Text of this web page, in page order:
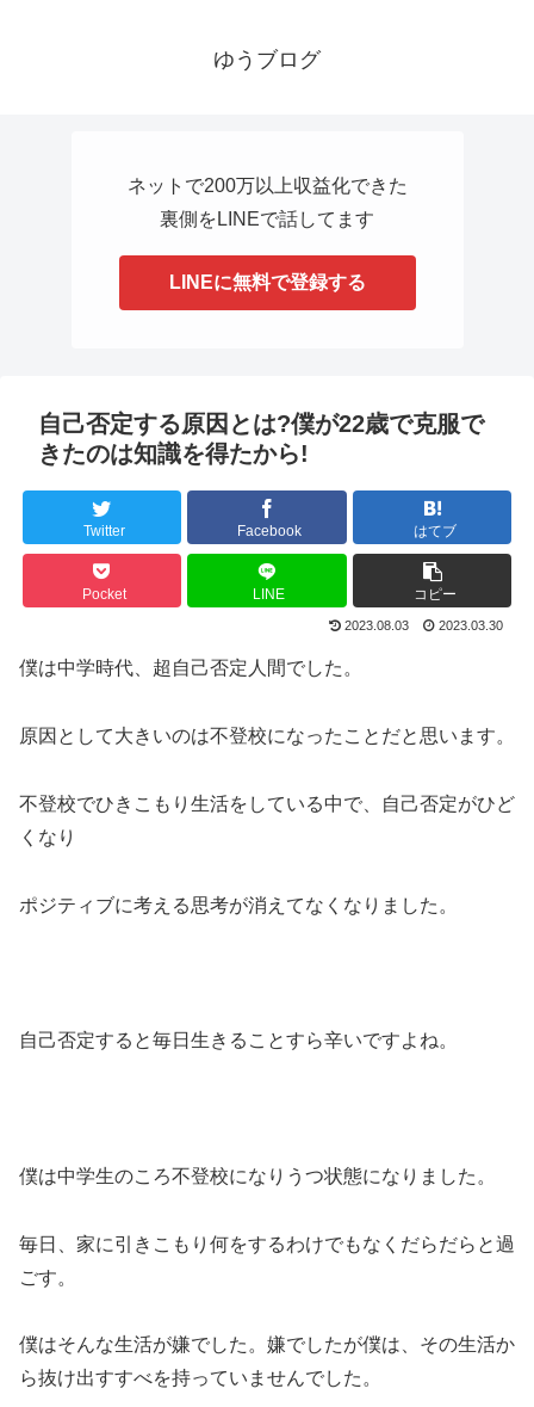
ゆうブログ
ネットで200万以上収益化できた
裏側をLINEで話してます
LINEに無料で登録する
自己否定する原因とは?僕が22歳で克服で
きたのは知識を得たから!
Twitter Facebook はてブ
Pocket LINE コピー
2023.08.03 2023.03.30
僕は中学時代、超自己否定人間でした。
原因として大きいのは不登校になったことだと思います。
不登校でひきこもり生活をしている中で、自己否定がひど
くなり
ポジティブに考える思考が消えてなくなりました。
自己否定すると毎日生きることすら辛いですよね。
僕は中学生のころ不登校になりうつ状態になりました。
毎日、家に引きこもり何をするわけでもなくだらだらと過
ごす。
僕はそんな生活が嫌でした。嫌でしたが僕は、その生活か
ら抜け出すすべを持っていませんでした。